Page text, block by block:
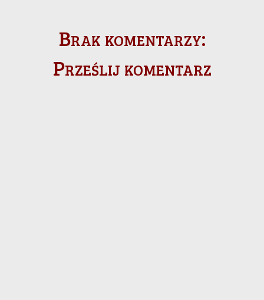
Brak komentarzy:
Prześlij komentarz